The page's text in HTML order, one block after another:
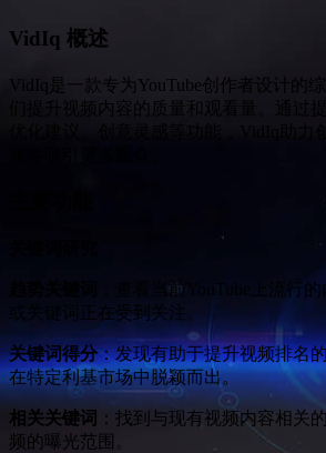
VidIq 概述
VidIq是一款专为YouTube创作者设计的
们提升视频内容的质量和观看量。通过
：查看当前YouTube上流行
或关键词正在受到关注。
关键词得分：发现有助于提升视频排名
在特定利基市场中脱颖而出。
相关关键词 ：找到与现有视频内容相关
频的曝光范围。